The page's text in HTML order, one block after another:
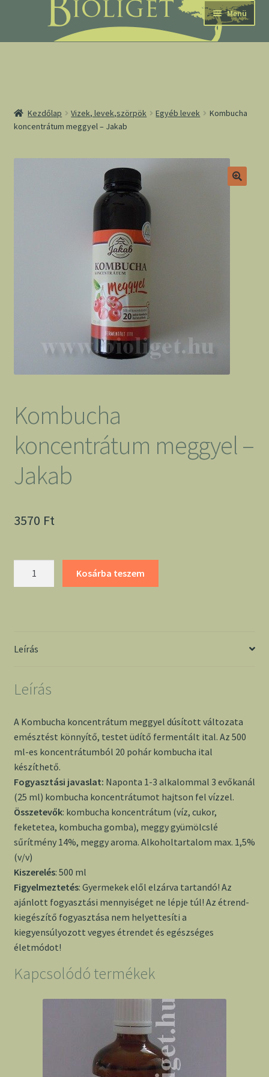
navigációhoz
tartalomba
Menü
Kezdőlap Vizek, levek,szörpök Egyéb levek
Kombucha
koncentrátum meggyel – Jakab
Kombucha
koncentrátum meggyel –
Jakab
3570 Ft
Kosárba teszem
Leírás
Leírás
A Kombucha koncentrátum meggyel dúsított változata
emésztést könnyítő, testet üdítő fermentált ital. Az 500
ml-es koncentrátumból 20 pohár kombucha ital
készíthető.
Fogyasztási javaslat: Naponta 1-3 alkalommal 3 evőkanál
(25 ml) kombucha koncentrátumot hajtson fel vízzel.
Összetevők: kombucha koncentrátum (víz, cukor,
feketetea, kombucha gomba), meggy gyümölcslé
sűrítmény 14%, meggy aroma. Alkoholtartalom max. 1,5%
(v/v)
Kiszerelés: 500 ml
Figyelmeztetés: Gyermekek elől elzárva tartandó! Az
ajánlott fogyasztási mennyiséget ne lépje túl! Az étrend-
kiegészítő fogyasztása nem helyettesíti a
kiegyensúlyozott vegyes étrendet és egészséges
életmódot!
Kapcsolódó termékek